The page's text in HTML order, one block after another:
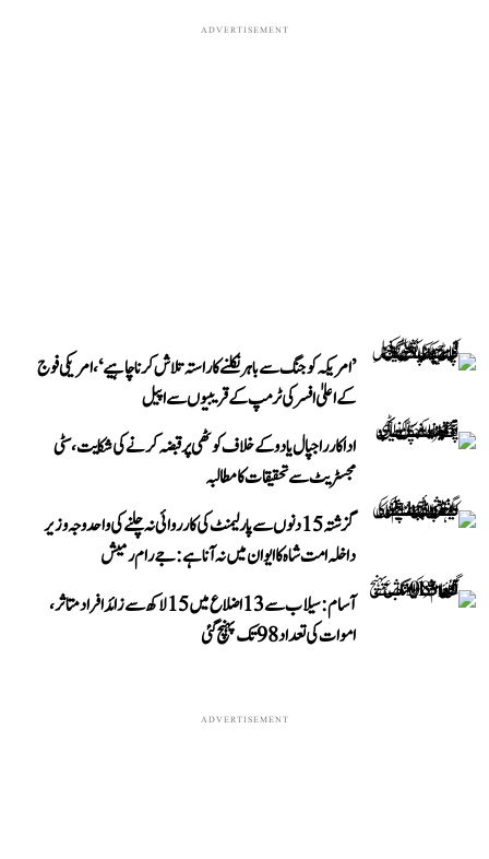
ADVERTISEMENT
’امریکہ کو جنگ سے باہر نکلنے کا راستہ تلاش کرنا چاہیے‘، امریکی فوج
کے اعلیٰ افسر کی ٹرمپ کے قریبیوں سے اپیل
اداکار راجپال یادو کے خلاف کوٹھی پر قبضہ کرنے کی شکایت، سٹی
مجسٹریٹ سے تحقیقات کا مطالبہ
گزشتہ 15 دنوں سے پارلیمنٹ کی کارروائی نہ چلنے کی واحد وجہ وزیر
داخلہ امت شاہ کا ایوان میں نہ آنا ہے: جے رام رمیش
آسام: سیلاب سے 13 اضلاع میں 15 لاکھ سے زائد افراد متاثر،
اموات کی تعداد 98 تک پہنچ گئی
ADVERTISEMENT